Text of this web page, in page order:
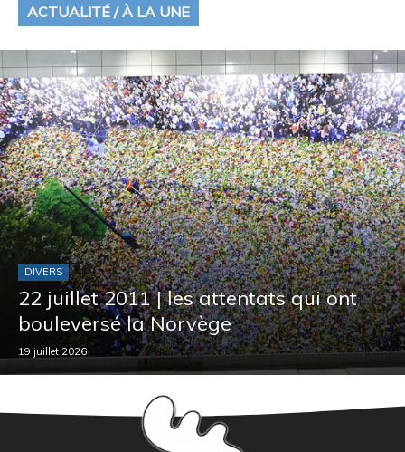
ACTUALITÉ / À LA UNE
DIVERS
22 juillet 2011 | les attentats qui ont
bouleversé la Norvège
19 juillet 2026